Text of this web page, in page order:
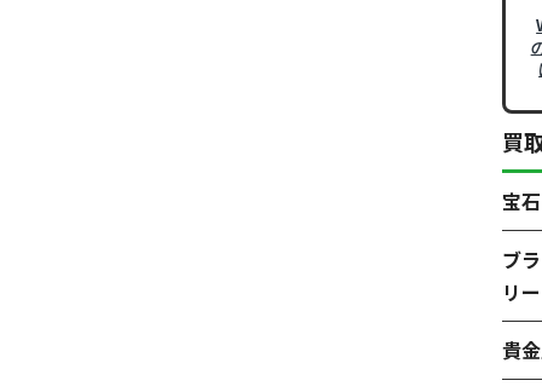
買
宝石
ブ
リー
貴